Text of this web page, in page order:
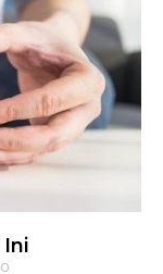
Ini